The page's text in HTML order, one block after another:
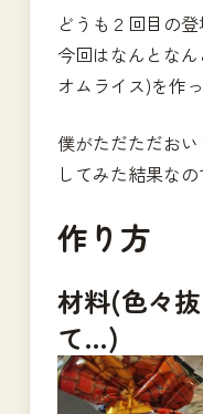
どうも２回目の登
今回はなんとな
オムライス)を作
僕がただただお
してみた結果な
作り方
材料(色々
て…)